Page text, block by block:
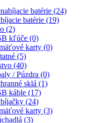
batérie (24)
batérie (19)
(2)
kľúče (0)
karty (0)
(5)
(40)
/ Púzdra (0)
sklá (1)
káble (17)
(24)
karty (3)
(3)